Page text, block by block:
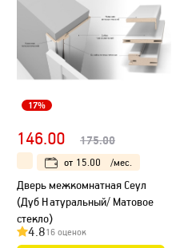
17%
146.00 175.00
от 15.00 /мес.
Дверь межкомнатная Сеул
(Дуб Натуральный/ Матовое
стекло)
4.816 оценок